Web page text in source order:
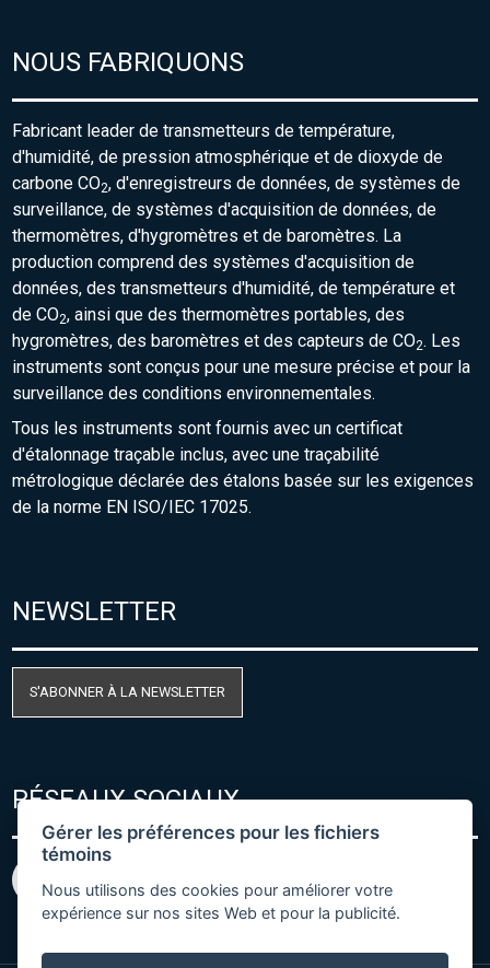
NOUS FABRIQUONS
Fabricant leader de transmetteurs de température,
d'humidité, de pression atmosphérique et de dioxyde de
carbone CO2, d'enregistreurs de données, de systèmes de
surveillance, de systèmes d'acquisition de données, de
thermomètres, d'hygromètres et de baromètres. La
production comprend des systèmes d'acquisition de
données, des transmetteurs d'humidité, de température et
de CO2, ainsi que des thermomètres portables, des
hygromètres, des baromètres et des capteurs de CO2. Les
instruments sont conçus pour une mesure précise et pour la
surveillance des conditions environnementales.
Tous les instruments sont fournis avec un certificat
d'étalonnage traçable inclus, avec une traçabilité
métrologique déclarée des étalons basée sur les exigences
de la norme EN ISO/IEC 17025.
NEWSLETTER
S'ABONNER À LA NEWSLETTER
RÉSEAUX SOCIAUX
Gérer les préférences pour les fichiers
témoins
Nous utilisons des cookies pour améliorer votre
expérience sur nos sites Web et pour la publicité.